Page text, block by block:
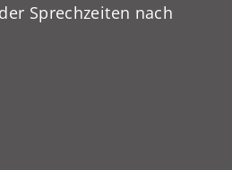
Sprechzeiten nach